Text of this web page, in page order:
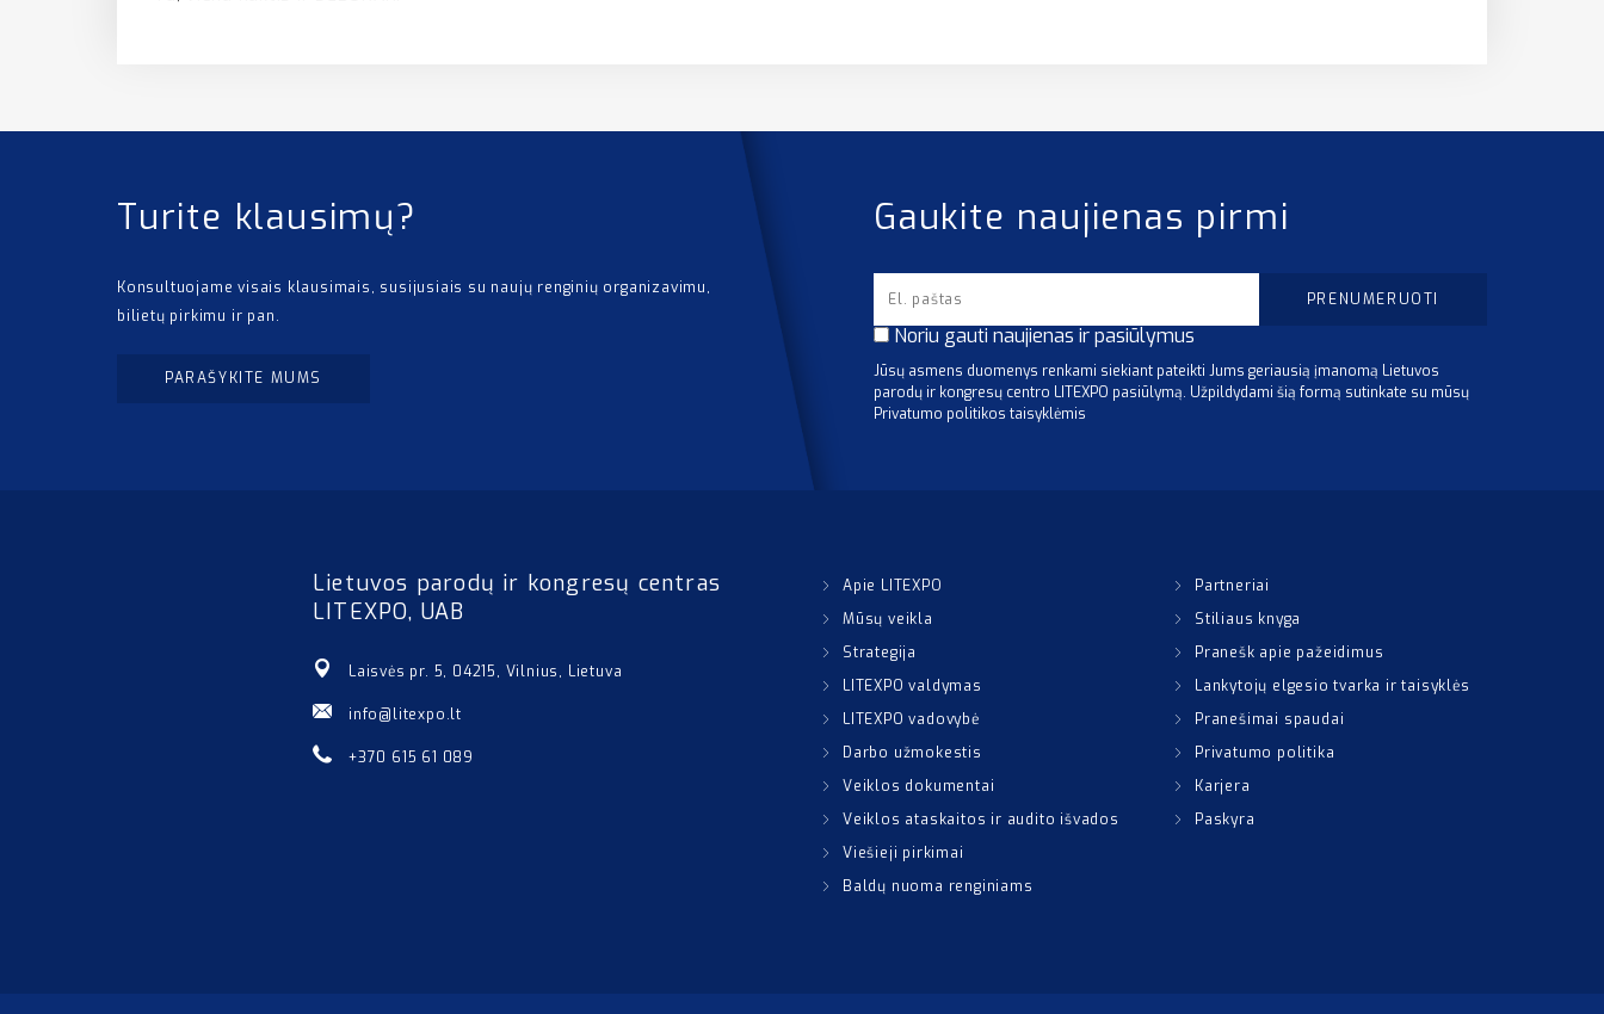
Turite klausimų?
Konsultuojame visais klausimais, susijusiais su naujų renginių organizavimu,
bilietų pirkimu ir pan.
PARAŠYKITE MUMS
Gaukite naujienas pirmi
Noriu gauti naujienas ir pasiūlymus
Jūsų asmens duomenys renkami siekiant pateikti Jums geriausią įmanomą Lietuvos
parodų ir kongresų centro LITEXPO pasiūlymą. Užpildydami šią formą sutinkate su mūsų
Privatumo politikos taisyklėmis
Lietuvos parodų ir kongresų centras
LITEXPO, UAB
Laisvės pr. 5, 04215, Vilnius, Lietuva
info@litexpo.lt
+370 615 61 089
Apie LITEXPO
Mūsų veikla
Strategija
LITEXPO valdymas
LITEXPO vadovybė
Darbo užmokestis
Veiklos dokumentai
Veiklos ataskaitos ir audito išvados
Viešieji pirkimai
Baldų nuoma renginiams
Partneriai
Stiliaus knyga
Pranešk apie pažeidimus
Lankytojų elgesio tvarka ir taisyklės
Pranešimai spaudai
Privatumo politika
Karjera
Paskyra